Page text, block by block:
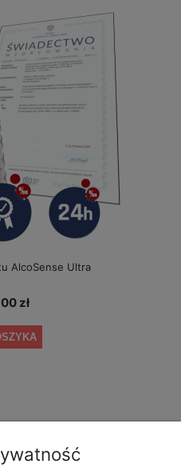
AlcoSense Ultra
zł